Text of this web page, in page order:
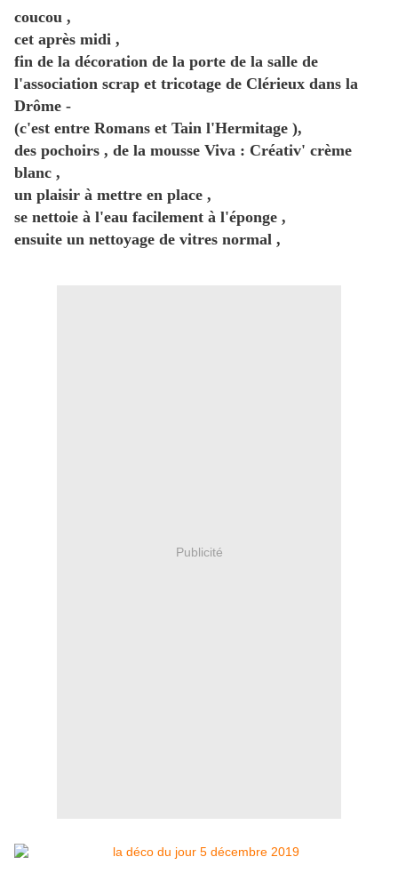
coucou ,
cet après midi ,
fin de la décoration de la porte de la salle de
l'association scrap et tricotage de Clérieux dans la
Drôme -
(c'est entre Romans et Tain l'Hermitage ),
des pochoirs , de la mousse Viva : Créativ' crème
blanc ,
un plaisir à mettre en place ,
se nettoie à l'eau facilement à l'éponge ,
ensuite un nettoyage de vitres normal ,
Publicité